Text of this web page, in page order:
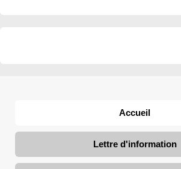
Accueil
Lettre d'information